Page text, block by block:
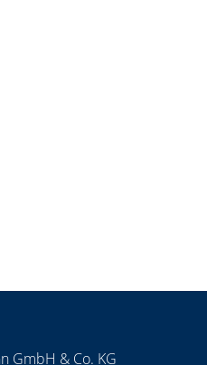
GmbH & Co. KG